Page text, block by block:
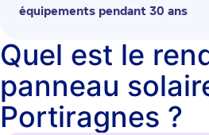
équipements pendant 30 ans
Quel est le
panneau
Portiragnes ?